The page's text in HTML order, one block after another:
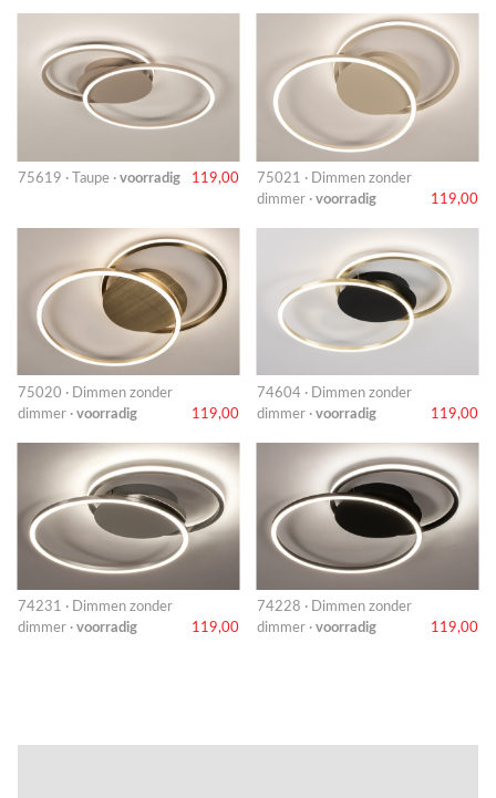
75619 · Taupe · voorradig 119,00
75021 · Dimmen zonder
dimmer · voorradig 119,00
75020 · Dimmen zonder
dimmer · voorradig 119,00
74604 · Dimmen zonder
dimmer · voorradig 119,00
74231 · Dimmen zonder
dimmer · voorradig 119,00
74228 · Dimmen zonder
dimmer · voorradig 119,00